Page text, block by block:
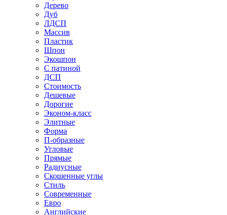
Дерево
Дуб
ЛДСП
Массив
Пластик
Шпон
Экошпон
С патиной
ДСП
Стоимость
Дешевые
Дорогие
Эконом-класс
Элитные
Форма
П-образные
Угловые
Прямые
Радиусные
Скошенные углы
Стиль
Современные
Евро
Английские